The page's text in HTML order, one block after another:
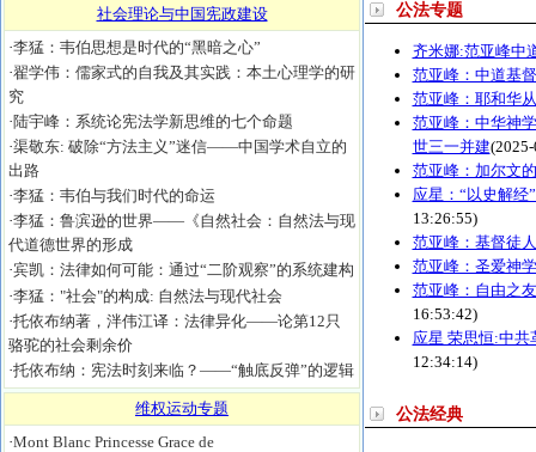
社会理论与中国宪政建设
·李猛：韦伯思想是时代的“黑暗之心”
·翟学伟：儒家式的自我及其实践：本土心理学的研
究
·陆宇峰：系统论宪法学新思维的七个命题
·渠敬东: 破除“方法主义”迷信——中国学术自立的
出路
·李猛：韦伯与我们时代的命运
·李猛：鲁滨逊的世界——《自然社会：自然法与现
代道德世界的形成
·宾凯：法律如何可能：通过“二阶观察”的系统建构
·李猛："社会"的构成: 自然法与现代社会
·托依布纳著，泮伟江译：法律异化——论第12只
骆驼的社会剩余价
·托依布纳：宪法时刻来临？——“触底反弹”的逻辑
维权运动专题
·Mont Blanc Princesse Grace de
公法专题
齐米娜:范亚峰中
范亚峰：中道基
范亚峰：耶和华
范亚峰：中华神
世三一并建
范亚峰：加尔文
应星：“以史解经
13:26:55)
范亚峰：基督徒
范亚峰：圣爱神学
范亚峰：自由之
16:53:42)
应星 荣思恒:中
12:34:14)
公法经典